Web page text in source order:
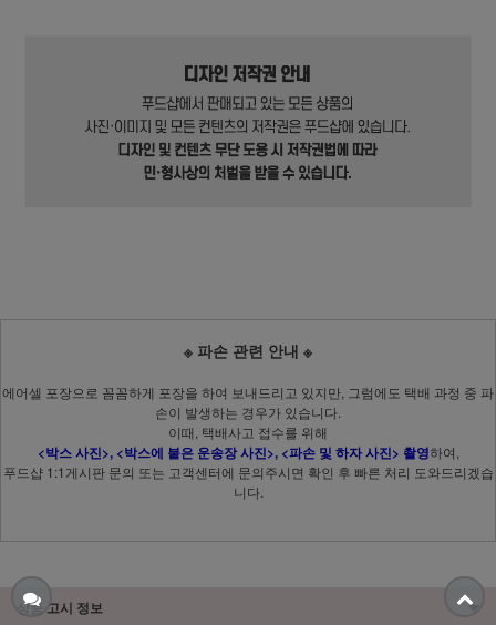
※ 파손 관련 안내 ※
에어셀 포장으로 꼼꼼하게 포장을 하여 보내드리고 있지만, 그럼에도 택배 과정 중 파
손이 발생하는 경우가 있습니다.
이때, 택배사고 접수를 위해
<박스 사진>, <박스에 붙은 운송장 사진>, <파손 및 하자 사진> 촬영하여,
푸드샵 1:1게시판 문의 또는 고객센터에 문의주시면 확인 후 빠른 처리 도와드리겠습
니다.
상품 고시 정보